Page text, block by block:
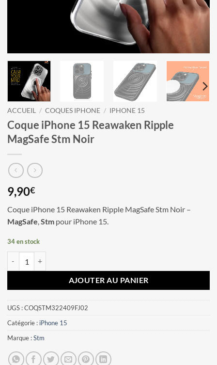
ACCUEIL / COQUES IPHONE / IPHONE 15
Coque iPhone 15 Reawaken Ripple
MagSafe Stm Noir
9,90€
Coque iPhone 15 Reawaken Ripple MagSafe Stm Noir –
MagSafe,Stm pour iPhone 15.
34 en stock
AJOUTER AU PANIER
UGS :COQSTM322409FJ02
Catégorie : iPhone 15
Marque :Stm